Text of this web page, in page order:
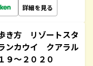
詳細を見る
き方 リゾートスタ
カウイ クアラル
～２０２０